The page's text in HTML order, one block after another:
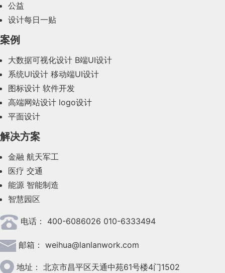
2023年10月(14)
2023年8月(88)
2023年7月(62)
2023年6月(58)
2023年5月(28)
2023年4月(47)
2023年3月(37)
2023年2月(90)
2023年1月(78)
公益
设计每日一贴
案例
大数据可视化设计 B端UI设计
系统UI设计 移动端UI设计
图标设计 软件开发
高端网站设计 logo设计
平面设计
解决方案
金融 航天军工
医疗 交通
能源 智能制造
智慧园区
电话： 400-6086026 010-6333494
邮箱： weihua@lanlanwork.com
地址： 北京市昌平区天通中苑61号楼4门1502